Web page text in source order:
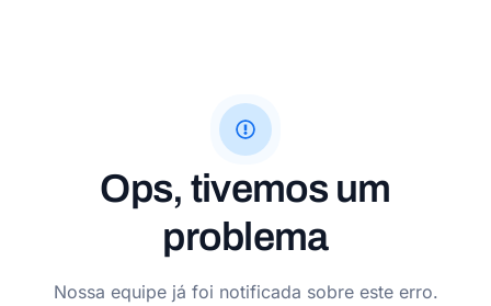
Ops, tivemos um
problema
Nossa equipe já foi notificada sobre este erro.